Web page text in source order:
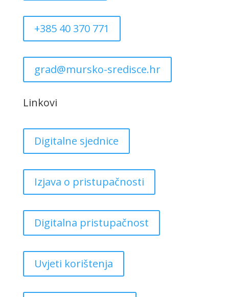
+385 40 370 771
grad@mursko-sredisce.hr
Linkovi
Digitalne sjednice
Izjava o pristupačnosti
Digitalna pristupačnost
Uvjeti korištenja